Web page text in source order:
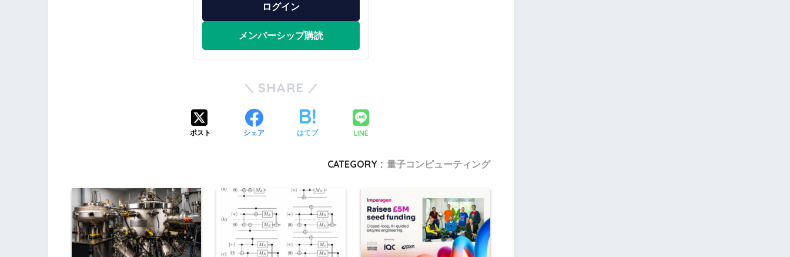
ログイン
メンバーシップ購読
SHARE
ポスト シェア はてブ LINE
CATEGORY : 量子コンピューティング